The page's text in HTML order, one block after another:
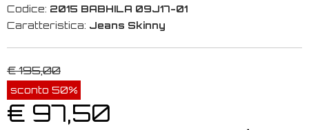
Codice: 2015 BABHILA 09J17-01
Caratteristica: Jeans Skinny
€ 195,00
sconto 50%
€ 97,50